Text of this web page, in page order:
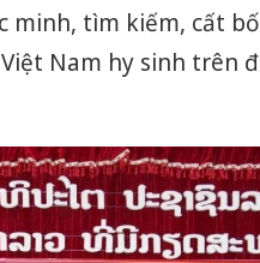
minh, tìm kiếm, cất
Nam hy sinh trên